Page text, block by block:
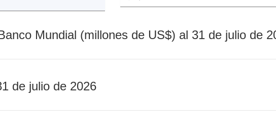
Mundial (millones de US$) al 31 de julio de
de julio de 2026